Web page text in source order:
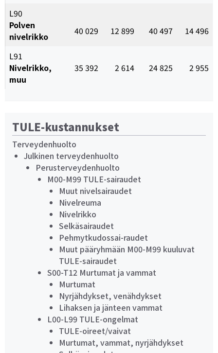
TULE-kustannukset
Terveydenhuolto
Julkinen terveydenhuolto
Perusterveydenhuolto
M00-M99 TULE-sairaudet
Muut nivelsairaudet
Nivelreuma
Nivelrikko
Selkäsairaudet
Pehmytkudossai-raudet
Muut pääryhmään M00-M99 kuuluvat
TULE-sairaudet
S00-T12 Murtumat ja vammat
Murtumat
Nyrjähdykset, venähdykset
Lihaksen ja jänteen vammat
L00-L99 TULE-ongelmat
TULE-oireet/vaivat
Murtumat, vammat, nyrjähdykset
L90
Polven
nivelrikko
40 029 12 899 40 497 14 496
L91
Nivelrikko,
muu
35 392 2 614 24 825 2 955